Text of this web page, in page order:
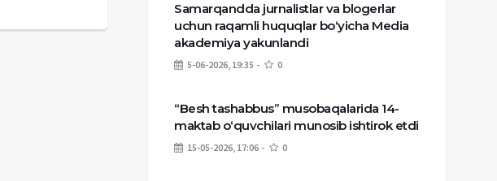
Samarqandda jurnalistlar va blogerlar
uchun raqamli huquqlar bo‘yicha Media
akademiya yakunlandi
5-06-2026, 19:35 0
“Besh tashabbus” musobaqalarida 14-
maktab o‘quvchilari munosib ishtirok etdi
15-05-2026, 17:06 0